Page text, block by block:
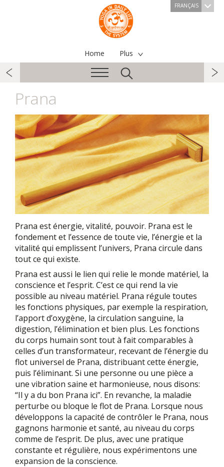
FRANÇAIS
Home Plus
Prana
Prana est énergie, vitalité, pouvoir. Prana est le
fondement et l’essence de toute vie, l’énergie et la
vitalité qui emplissent l’univers, Prana circule dans
tout ce qui existe.
Prana est aussi le lien qui relie le monde matériel, la
conscience et l’esprit. C’est ce qui rend la vie
possible au niveau matériel. Prana régule toutes
les fonctions physiques, par exemple la respiration,
l’apport d’oxygène, la circulation sanguine, la
digestion, l’élimination et bien plus. Les fonctions
du corps humain sont tout à fait comparables à
celles d’un transformateur, recevant de l’énergie du
flot universel de Prana, distribuant cette énergie,
puis l’éliminant. Si une personne ou une pièce a
une vibration saine et harmonieuse, nous disons:
“Il y a du bon Prana ici”. En revanche, la maladie
perturbe ou bloque le flot de Prana. Lorsque nous
développons la capacité de contrôler le Prana, nous
gagnons harmonie et santé, au niveau du corps
comme de l’esprit. De plus, avec une pratique
constante et régulière, nous expérimentons une
expansion de la conscience.